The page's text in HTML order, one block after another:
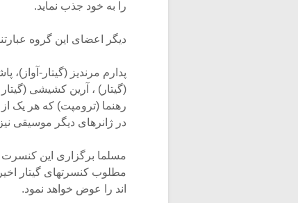
را به خود جذب نماید.
دیگر اعضای این گروه
پدارم مرندیز (گیتار-
(گیتار) ، آرین کشیشی
رهنما (ترومپت) که هر یک
در ژانرهای دیگر موسیقی
مسلما برگزاری این کنسرت
مطلوب کنسرتهای گیتار
اند را عوض خواهد نمود.